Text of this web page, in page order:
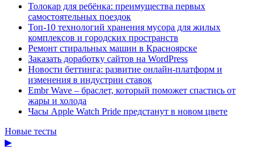
Толокар для ребёнка: преимущества первых
самостоятельных поездок
Топ-10 технологий хранения мусора для жилых
комплексов и городских пространств
Ремонт стиральных машин в Красноярске
Заказать доработку сайтов на WordPress
Новости беттинга: развитие онлайн-платформ и
изменения в индустрии ставок
Embr Wave – браслет, который поможет спастись от
жары и холода
Часы Apple Watch Pride предстанут в новом цвете
Новые тесты
▶